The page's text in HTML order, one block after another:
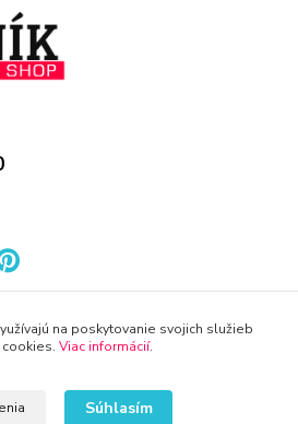
na poskytovanie svojich služieb
Viac informácií.
Súhlasím